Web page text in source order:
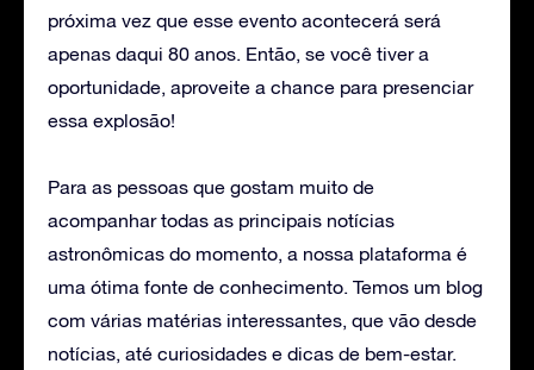
próxima vez que esse evento acontecerá será
apenas daqui 80 anos. Então, se você tiver a
oportunidade, aproveite a chance para presenciar
essa explosão!
Para as pessoas que gostam muito de
acompanhar todas as principais notícias
astronômicas do momento, a nossa plataforma é
uma ótima fonte de conhecimento. Temos um blog
com várias matérias interessantes, que vão desde
notícias, até curiosidades e dicas de bem-estar.